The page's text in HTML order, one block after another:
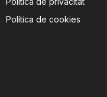
Política de cookies